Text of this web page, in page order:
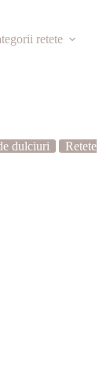
retete
dulciuri
Retete